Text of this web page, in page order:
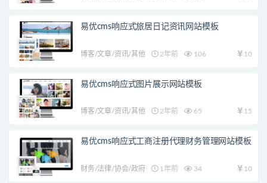
易优cms响应式旅居日记资讯网站模板
博客/文章/资讯/其他 2年前 106 10
易优cms响应式图片展示网站模板
博客/文章/资讯/其他 2年前 65 15
易优cms响应式工商注册代理财务管理网站模板
财务/法律/协会/政府 1年前 34 10